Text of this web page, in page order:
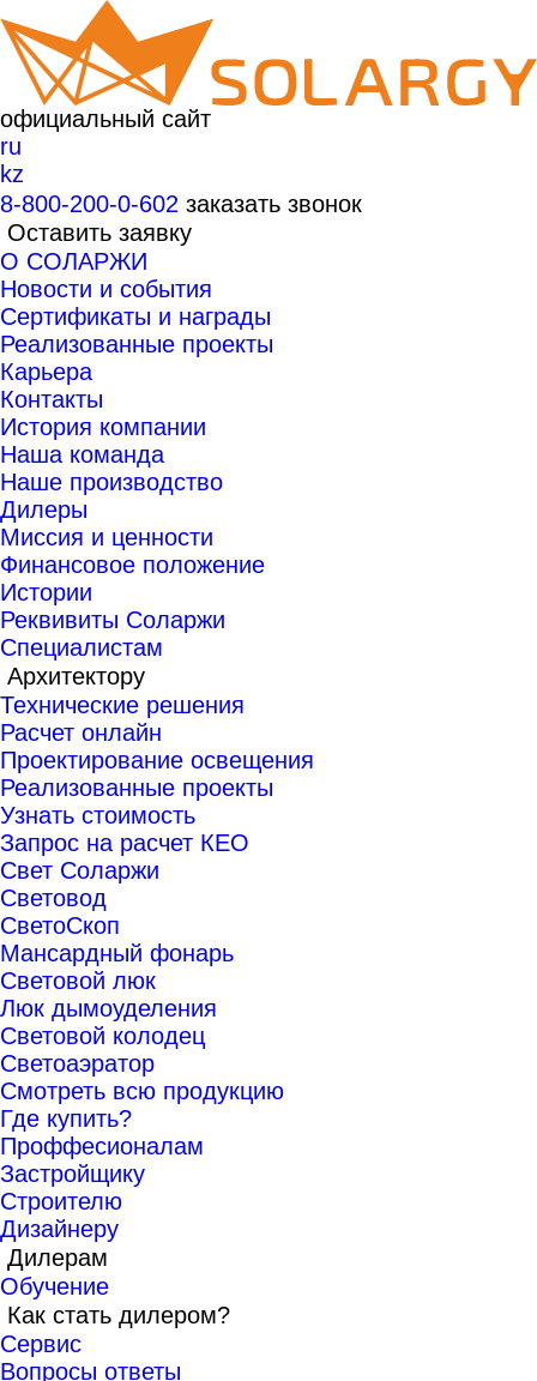
официальный сайт
ru
kz
8-800-200-0-602 заказать звонок
Оставить заявку
О СОЛАРЖИ
Новости и события
Сертификаты и награды
Реализованные проекты
Карьера
Контакты
История компании
Наша команда
Наше производство
Дилеры
Миссия и ценности
Финансовое положение
Истории
Реквивиты Соларжи
Специалистам
Архитектору
Технические решения
Расчет онлайн
Проектирование освещения
Реализованные проекты
Узнать стоимость
Запрос на расчет КЕО
Свет Соларжи
Световод
СветоСкоп
Мансардный фонарь
Световой люк
Люк дымоуделения
Световой колодец
Светоаэратор
Смотреть всю продукцию
Где купить?
Проффесионалам
Застройщику
Строителю
Дизайнеру
Дилерам
Обучение
Как стать дилером?
Сервис
Вопросы ответы